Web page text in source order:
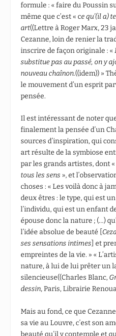
formule : « faire du Poussin
même que c’est « ce qu’(il a)
art((Lettre à Roger Marx, 23
Cezanne, loin de renier la
inscrire de façon originale : «
substitue pas au passé, on y
nouveau chaînon.((idem)) »
le mouvement d’un esprit
pensée.
Il est intéressant de noter
finalement la pensée d’un
sources d’inspiration, qui
art résulte de la symbiose
par les grands artistes, dont
tous les sens », et
choses : « Les voilà donc à
deux êtres : le type, qui est
l’individu, qui est un enfant
épouse donc la nature ; (…)
l’idée absolue de beauté [
ses sensations intimes ] et
empreintes de la vie. » «
nature, à lui de lui prêter un
silencieuse((Charles Blanc,
dessin, Paris, Librairie
Mais au fond, ce que
sa vie au Louvre, c’est son
beauté qu’il y contemple et